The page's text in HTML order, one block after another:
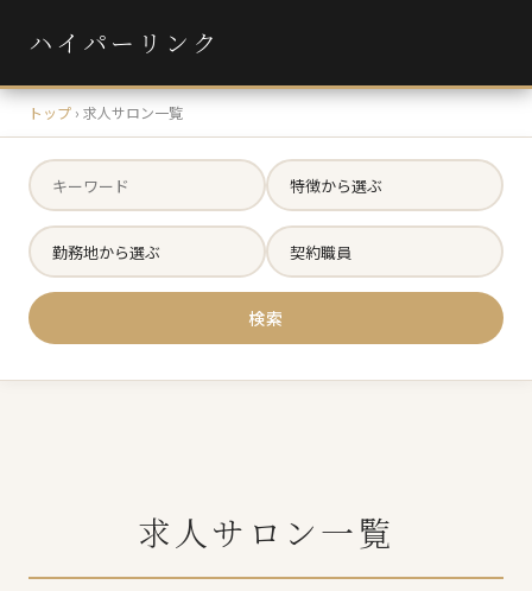
ハイパーリンク
トップ › 求人サロン一覧
求人サロン一覧